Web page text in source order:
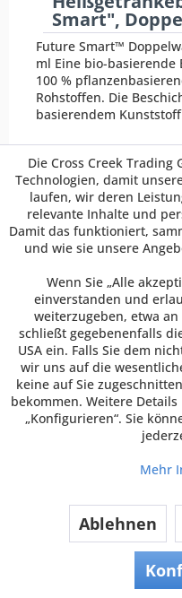
Smart",
Future Smart™
ml Eine bio-basierende
100 %
Rohstoffen. Die
basierendem
Merken
Smart",
Future Smart
Die Cross Creek Trading
Technologien, damit
laufen, wir deren
relevante Inhalte und
Damit das funktioniert,
und wie sie unsere
Wenn Sie „Alle
einverstanden und
weiterzugeben, etwa
schließt gegebenenfalls
USA ein. Falls Sie dem
wir uns auf die
keine auf Sie
bekommen. Weitere
„Konfigurieren“. Sie
Mehr
Ablehnen